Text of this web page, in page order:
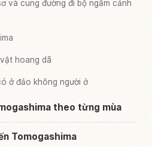
và cung đường đi bộ ngắm cảnh
hoang dã
ở đảo không người ở
theo từng mùa
Tomogashima